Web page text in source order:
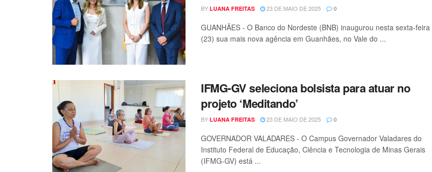
BY LUANA FREITAS 23 DE MAIO DE 2025 0
GUANHÃES - O Banco do Nordeste (BNB) inaugurou nesta sexta-feira
(23) sua mais nova agência em Guanhães, no Vale do ...
IFMG-GV seleciona bolsista para atuar no
projeto ‘Meditando’
BY LUANA FREITAS 23 DE MAIO DE 2025 0
GOVERNADOR VALADARES - O Campus Governador Valadares do
Instituto Federal de Educação, Ciência e Tecnologia de Minas Gerais
(IFMG-GV) está ...